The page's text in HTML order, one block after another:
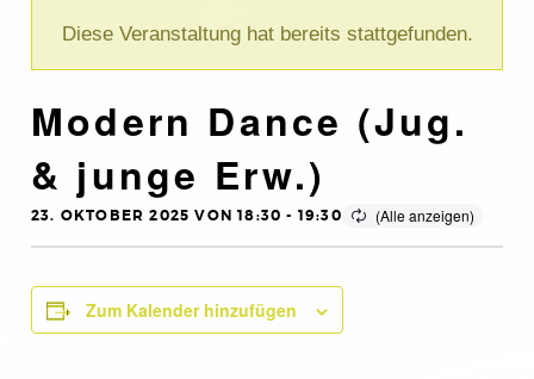
Diese Veranstaltung hat bereits stattgefunden.
Modern Dance (Jug.
& junge Erw.)
23. OKTOBER 2025 VON 18:30 - 19:30
Zum Kalender hinzufügen